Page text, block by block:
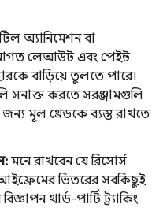
অ্যানিমেশন বা
লেআউট এবং পেইন্ট
বাড়িয়ে তুলতে পারে।
সনাক্ত করতে সরঞ্জামগুলি
মূল থ্রেডকে ব্যস্ত রাখতে
মনে রাখবেন যে রিসোর্স
ভিতরের সবকিছুই
থার্ড-পার্টি ট্র্যাকিং